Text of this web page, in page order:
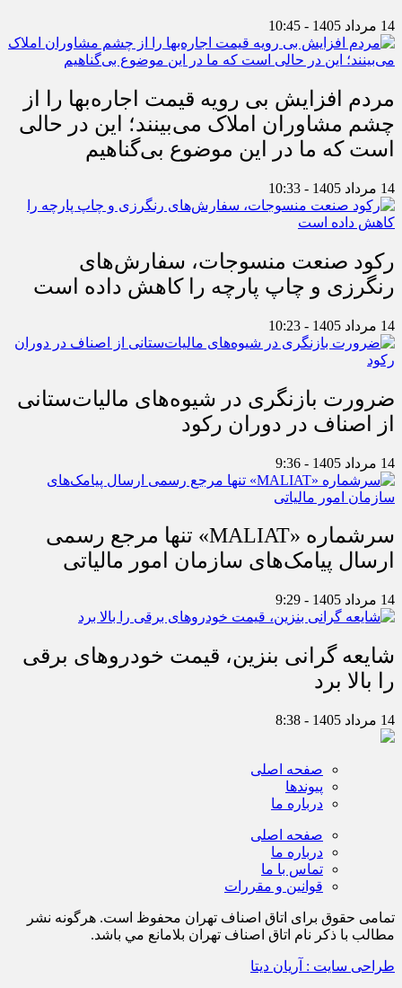
14 مرداد 1405 - 10:45
مردم افزایش بی رویه قیمت اجاره‌بها را از
چشم مشاوران املاک می‌بینند؛ این در حالی
است که ما در این موضوع بی‌گناهیم
14 مرداد 1405 - 10:33
رکود صنعت منسوجات، سفارش‌های
رنگرزی و چاپ پارچه را کاهش داده است
14 مرداد 1405 - 10:23
ضرورت بازنگری در شیوه‌های مالیات‌ستانی
از اصناف در دوران رکود
14 مرداد 1405 - 9:36
سرشماره «MALIAT» تنها مرجع رسمی
ارسال پیامک‌های سازمان امور مالیاتی
14 مرداد 1405 - 9:29
شایعه گرانی بنزین، قیمت خودروهای برقی
را بالا برد
14 مرداد 1405 - 8:38
صفحه اصلی
پیوندها
درباره ما
صفحه اصلی
درباره ما
تماس با ما
قوانین و مقررات
تمامی حقوق برای اتاق اصناف تهران محفوظ است. هرگونه نشر
مطالب با ذكر نام اتاق اصناف تهران بلامانع مي باشد.
طراحی سایت : آریان دیتا